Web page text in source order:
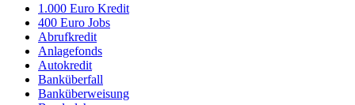
1.000 Euro Kredit
400 Euro Jobs
Abrufkredit
Anlagefonds
Autokredit
Banküberfall
Banküberweisung